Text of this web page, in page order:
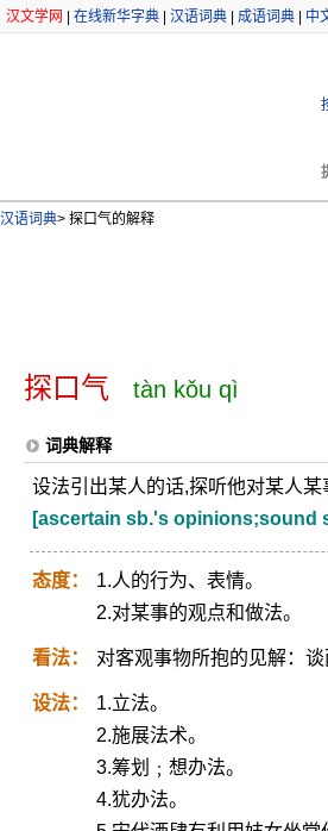
汉文学网 在线新华字典 汉语词典 成语词典 中
汉语词典> 探口气的解释
探口气 tàn kǒu qì
词典解释
设法引出某人的话,探听他对某人某
[ascertain sb.'s opinions;sound
态度：
1.人的行为、表情。
2.对某事的观点和做法。
看法： 对客观事物所抱的见解：
设法：
1.立法。
2.施展法术。
3.筹划﹔想办法。
4.犹办法。